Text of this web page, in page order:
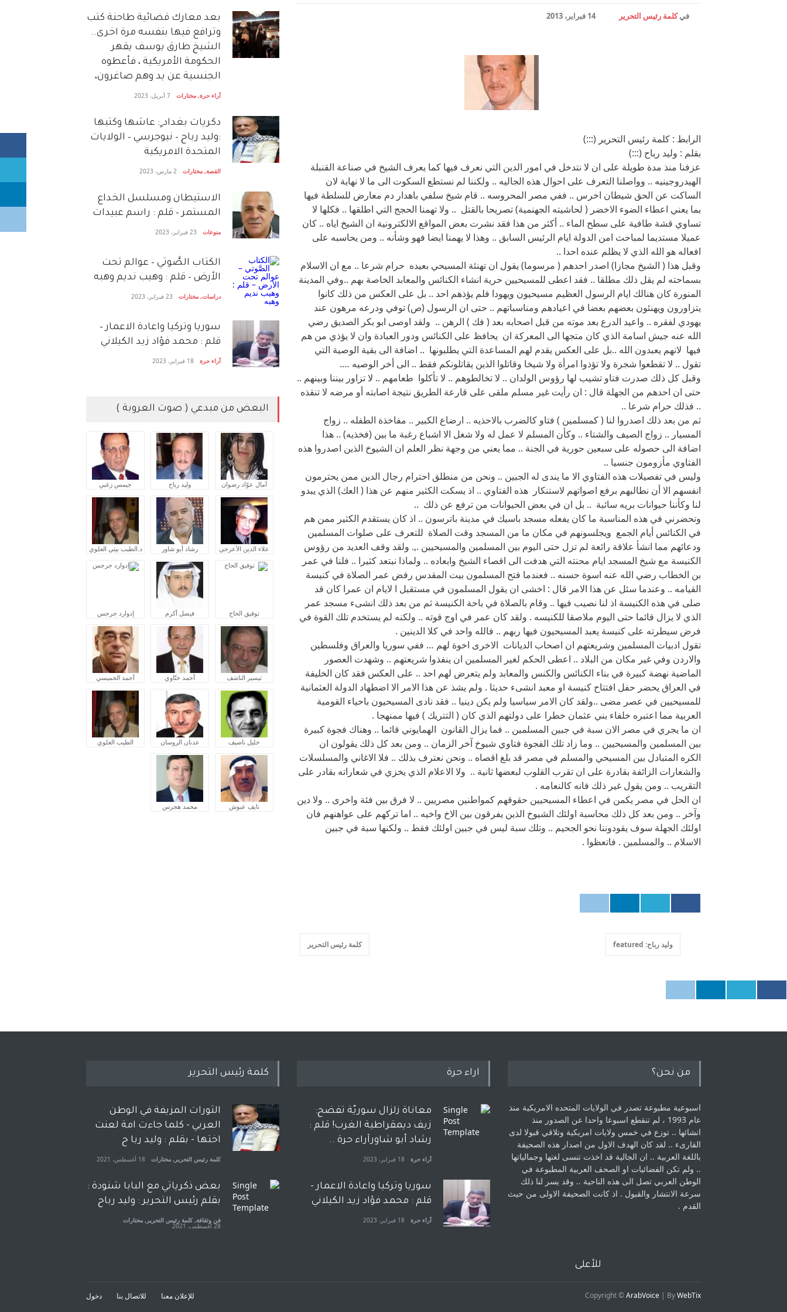
فيكلمة رئيس التحرير 14 فبراير، 2013
الرابط : كلمة رئيس التحرير (:::)
بقلم : وليد رباح (:::)
عزفنا منذ مدة طويلة على ان لا نتدخل في امور الدين التي نعرف فيها كما يعرف الشيخ في صناعة القنبلة
الهيدروجينيه .. وواصلنا التعرف على احوال هذه الجاليه .. ولكننا لم نستطع السكوت الى ما لا نهاية لان
الساكت عن الحق شيطان اخرس .. ففي مصر المحروسه .. قام شيخ سلفي باهدار دم معارض للسلطة فيها
بما يعني اعطاء الضوء الاخضر ( لحاشيته الجهنمية) تصريحا بالقتل .. ولا تهمنا الحجج التي اطلقها .. فكلها لا
تساوي قشة طافية على سطح الماء .. أكثر من هذا فقد نشرت بعض المواقع الالكترونية ان الشيخ اياه .. كان
عميلا مستديما لمباحث امن الدولة ايام الرئيس السابق .. وهذا لا يهمنا ايضا فهو وشأنه .. ومن يحاسبه على
افعاله هو الله الذي لا يظلم عنده احدا ..
وقبل هذا ( الشيخ مجازا) اصدر احدهم ( مرسوما) يقول ان تهنئة المسيحي بعيده حرام شرعا .. مع ان الاسلام
بسماحته لم يقل ذلك مطلقا .. فقد اعطى للمسيحيين حرية انشاء الكنائس والمعابد الخاصة بهم ..وفي المدينة
المنورة كان هنالك ايام الرسول العظيم مسيحيون ويهودا فلم يؤذهم احد .. بل على العكس من ذلك كانوا
يتزاورون ويهنئون بعضهم بعضا في اعيادهم ومناسباتهم .. حتى ان الرسول (ص) توفي ودرعه مرهون عند
يهودي لفقره .. واعيد الدرع بعد موته من قبل اصحابه بعد ( فك ) الرهن .. ولقد اوصى ابو بكر الصديق رضي
الله عنه جيش اسامة الذي كان متجها الى المعركة ان يحافظ على الكنائس ودور العبادة وان لا يؤذي من هم
فيها لانهم يعبدون الله ..بل على العكس يقدم لهم المساعدة التي يطلبونها .. اضافة الى بقية الوصية التي
تقول .. لا تقطعوا شجرة ولا تؤذوا امرأة ولا شيخا وقاتلوا الذين يقاتلونكم فقط .. الى أخر الوصيه ….
وقبل كل ذلك صدرت فتاو تشيب لها رؤوس الولدان .. لا تخالطوهم .. لا تأكلوا طعامهم .. لا تزاور بيننا وبينهم ..
حتى ان احدهم من الجهلة قال : ان رأيت غير مسلم ملقى على قارعة الطريق نتيجة اصابته أو مرضه لا تنقذه
.. فذلك حرام شرعا ..
ثم من بعد ذلك اصدروا لنا ( كمسلمين ) فتاو كالضرب بالاحذيه .. ارضاع الكبير .. مفاخذة الطفله .. زواج
المسيار .. زواج الصيف والشتاء .. وكأن المسلم لا عمل له ولا شغل الا اشباع رغبة ما بين (فخذيه) .. هذا
اضافة الى حصوله على سبعين حورية في الجنة .. مما يعني من وجهة نظر العلم ان الشيوخ الذين اصدروا هذه
الفتاوي مأزومون جنسيا ..
وليس في تفصيلات هذه الفتاوي الا ما يندى له الجبين .. ونحن من منطلق احترام رجال الدين ممن يحترمون
انفسهم الا أن نطالبهم برفع اصواتهم لاستنكار هذه الفتاوي .. اذ يسكت الكثير منهم عن هذا ( العك) الذي يبدو
لنا وكأننا حيوانات بريه سائبة .. بل ان في بعض الحيوانات من ترفع عن ذلك ..
وتحضرني في هذه المناسبة ما كان يفعله مسجد باسيك في مدينة باترسون .. اذ كان يستقدم الكثير ممن هم
في الكنائس أيام الجمع ويجلسونهم في مكان ما من المسجد وقت الصلاة للتعرف على صلوات المسلمين
ودعائهم مما انشأ علاقة رائعة لم تزل حتى اليوم بين المسلمين والمسيحيين .,. ولقد وقف العديد من رؤوس
الكنيسة مع شيخ المسجد ايام محنته التي هدفت الى اقصاء الشيخ وابعاده .. ولماذا نبتعد كثيرا .. فلنا في عمر
بن الخطاب رضي الله عنه اسوة حسنه .. فعندما فتح المسلمون بيت المقدس رفض عمر الصلاة في كنيسة
القيامه .. وعندما سئل عن هذا الامر قال : اخشى ان يقول المسلمون في مستقبل ا لايام ان عمرا كان قد
صلى في هذه الكنيسة اذ لنا نصيب فيها .. وقام بالصلاة في باحة الكنيسة ثم من بعد ذلك انشىء مسجد عمر
الذي لا يزال قائما حتى اليوم ملاصقا للكنيسه . ولقد كان عمر في اوج قوته .. ولكنه لم يستخدم تلك القوة في
فرض سيطرته على كنيسة يعبد المسيحيون فيها ربهم .. فالله واحد في كلا الدينين .
تقول ادبيات المسلمين وشريعتهم ان اصحاب الديانات الاخرى اخوة لهم … ففي سوريا والعراق وفلسطين
والاردن وفي غير مكان من البلاد .. اعطى الحكم لغير المسلمين ان ينفذوا شريعتهم .. وشهدت العصور
الماضية نهضة كبيرة في بناء الكنائس والكنس والمعابد ولم يتعرض لهم احد .. على العكس فقد كان الخليفة
في العراق يحضر حفل افتتاح كنيسة او معبد انشىء حديثا . ولم يشذ عن هذا الامر الا اضطهاد الدولة العثمانية
للمسيحيين في عصر مضى ..ولقد كان الامر سياسيا ولم يكن دينيا .. فقد نادى المسيحيون باحياء القومية
العربية مما اعتبره خلفاء بني عثمان خطرا على دولتهم الذي كان ( التتريك ) فيها ممنهجا .
ان ما يجري في مصر الان سبة في جبين المسلمين .. فما يزال القانون الهمايوني قائما .. وهناك فجوة كبيرة
بين المسلمين والمسيحيين .. وما زاد تلك الفجوة فتاوي شيوخ آخر الزمان .. ومن بعد كل ذلك يقولون ان
الكره المتبادل بين المسيحي والمسلم في مصر قد بلغ اقصاه .. ونحن نعترف بذلك .. فلا الاغاني والمسلسلات
والشعارات الزائفة بقادرة على ان تقرب القلوب لبعضها ثانية .. ولا الاعلام الذي يخزي في شعاراته بقادر على
التقريب .. ومن يقول غير ذلك فانه كالنعامه .
ان الحل في مصر يكمن في اعطاء المسيحيين حقوقهم كمواطنين مصريين .. لا فرق بين فئة واخرى .. ولا دين
وآخر .. ومن بعد كل ذلك محاسبة اولئك الشيوخ الذين يفرقون بين الاخ واخيه .. اما تركهم على عواهنهم فان
اولئك الجهلة سوف يقودوننا نحو الجحيم .. وتلك سبة ليس في جبين اولئك فقط .. ولكنها سبة في جبين
الاسلام .. والمسلمين . فاتعظوا .
وليد رباح: featured كلمة رئيس التحرير
بعد معارك قضائية طاحنة كتب
وترافع فيها بنفسه مرة اخرى..
الشيخ طارق يوسف يقهر
الحكومة الأمريكية ، فأعطوه
الجنسية عن يد وهم صاغرون،
آراء حرة, مختارات 7 أبريل، 2023
دكريات بغداد ٍ: عاشها وكتبها
:وليد رباح – نيوجرسي – الولايات
المتحدة الامريكية
القصة, مختارات 2 مارس، 2023
الاستيطان ومسلسل الخداع
المستمر – قلم : راسم عبيدات
منوعات 23 فبراير، 2023
الكتاب الصَّوتي – عوالم تحت
الأرض – قلم : وهيب نديم وهبه
دراسات, مختارات 23 فبراير، 2023
سوريا وتركيا واعادة الاعمار –
قلم : محمد فؤاد زيد الكيلاني
آراء حرة 18 فبراير، 2023
البعض من مبدعي ( صوت العروبة )
آمال عوّاد رضوان وليد رباح جيمس زغبي
علاء الدين الأعرجي رشاد أبو شاور د.الطيب بيتي العلوي
توفيق الحاج فيصل أكرم إدوارد جرجس
تيسير الناشف أحمد ختّاوي أحمد الخميسي
خليل ناصيف عدنان الروسان الطيب العلوي
نايف عبوش محمد هجرس
من نحن؟
اسبوعية مطبوعة تصدر في الولايات المتحده الامريكية منذ
عام 1993 ، لم ‏تنقطع اسبوعا واحدا عن الصدور منذ
انشائها .. توزع في خمس ولايات امريكية ‏وتلاقي قبولا لدى
القارىء ..‏ لقد كان الهدف الاول من اصدار هذه الصحيفة
باللغة العربية .. ان الجالية قد اخذت ‏تنسى لغتها وجمالياتها
.. ولم تكن الفضائيات او الصحف العربية المطبوعة في
الوطن ‏العربي تصل الى هذه الناحية .. وقد يسر لنا ذلك
سرعة الانتشار والقبول . اذ كانت ‏الصحيفة الاولى من حيث
القدم . ‏
اراء حرة
معاناة زلزال سوريّة تفضح:
زيف ديمقراطية الغرب! قلم :
رشاد أبو شاورآراء حرة ..
آراء حرة 18 فبراير، 2023
سوريا وتركيا واعادة الاعمار -
قلم : محمد فؤاد زيد الكيلاني
آراء حرة 18 فبراير، 2023
كلمة رئيس التحرير
الثورات المزيفة في الوطن
العربي - كلما جاءت امة لعنت
اختها - بقلم : وليد ربا ح
كلمة رئيس التحرير , مختارات 18 أغسطس، 2021
بعض ذكرياتي مع البابا شنودة :
بقلم رئيس التحرير : وليد رباح
فن وثقافة, كلمة رئيس التحرير , مختارات
28 أغسطس، 2021
كلمة رئيس التحرير ,
للأعلى
Copyright ©ArabVoice | ByWebTix للإعلان معنا للاتصال بنا دخول